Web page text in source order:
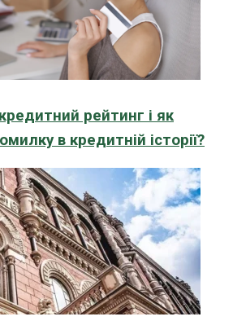
рейтинг і як
в кредитній історії?